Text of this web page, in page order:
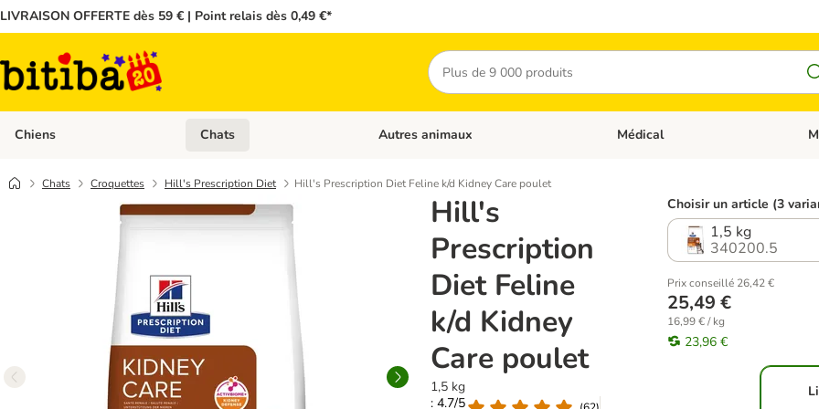
LIVRAISON OFFERTE dès 59 € | Point relais dès 0,49 €*
Rechercher
Chiens Dérouler les catégories: Chiens
Chats Dérouler les catégories: Chats
Autres animaux Dérouler les catégories: Autres
Médical
Chats Croquettes Hill's Prescription Diet Hill's Prescription Diet Feline k/d Kidney Care poulet
Hill's
Prescription
Diet Feline
k/d Kidney
Care poulet
1,5 kg
: 4.7/5
Choisir un article (3
1,5 kg
340200.5
Prix conseillé 26,42 €
25,49 €
16,99 € / kg
23,96 €